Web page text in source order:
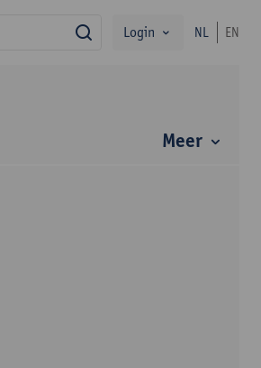
zoekLogin NL EN
Meer